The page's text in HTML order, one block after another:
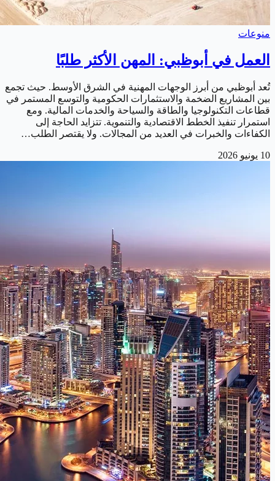
منوعات
العمل في أبوظبي: المهن الأكثر طلبًا
تُعد أبوظبي من أبرز الوجهات المهنية في الشرق الأوسط. حيث تجمع
بين المشاريع الضخمة والاستثمارات الحكومية والتوسع المستمر في
قطاعات التكنولوجيا والطاقة والسياحة والخدمات المالية. ومع
استمرار تنفيذ الخطط الاقتصادية والتنموية. تتزايد الحاجة إلى
الكفاءات والخبرات في العديد من المجالات. ولا يقتصر الطلب…
10 يونيو 2026